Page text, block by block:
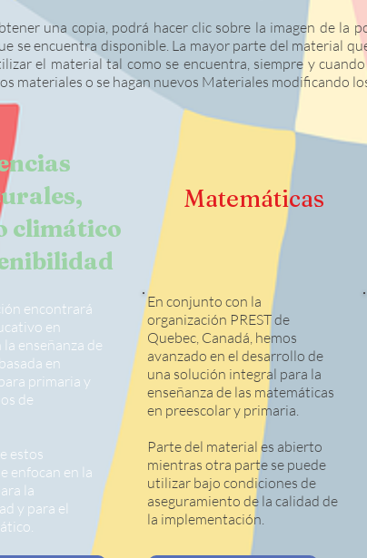
una copia, podrá hacer clic sobre la imagen de
se encuentra disponible. La mayor parte del material
el material tal como se encuentra, siempre y
materiales o se hagan nuevos Materiales modificando
climático
Matemáticas
encontrará
en
enseñanza de
en
primaria y
de
estos
enfocan en la
la
y para el
En conjunto con la
organización PREST de
Quebec, Canadá, hemos
avanzado en el desarrollo de
una solución integral para la
enseñanza de las matemáticas
en preescolar y primaria.
Parte del material es abierto
mientras otra parte se puede
utilizar bajo condiciones de
aseguramiento de la calidad de
la implementación.